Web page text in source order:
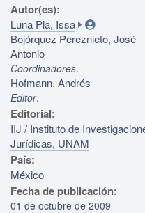
Autor(es):
Luna Pla, Issa
Bojórquez Pereznieto, José
Antonio
Coordinadores.
Hofmann, Andrés
Editor.
Editorial:
IIJ / Instituto de
Jurídicas, UNAM
País:
México
Fecha de publicación:
01 de octubre de 2009